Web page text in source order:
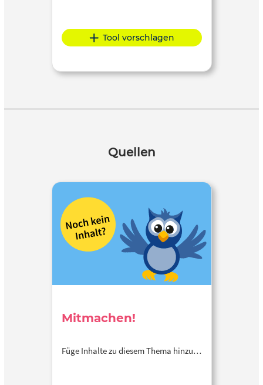
Tool vorschlagen
Quellen
Mitmachen!
Füge Inhalte zu diesem Thema hinzu…